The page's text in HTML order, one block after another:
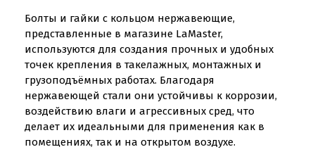
Болты и гайки с кольцом нержавеющие,
представленные в магазине LaMaster,
используются для создания прочных и удобных
точек крепления в такелажных, монтажных и
грузоподъёмных работах. Благодаря
нержавеющей стали они устойчивы к коррозии,
воздействию влаги и агрессивных сред, что
делает их идеальными для применения как в
помещениях, так и на открытом воздухе.